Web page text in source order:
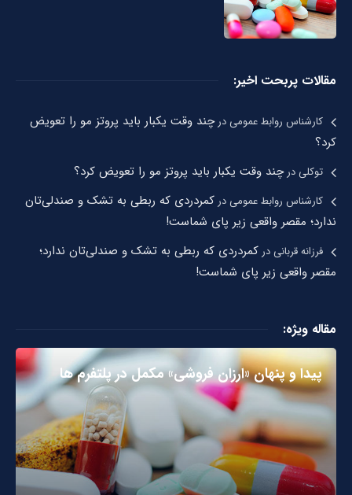
مقالات پربحت اخیر:
کارشناس روابط عمومیدرچند وقت یکبار باید پروتز مو را تعویض
کرد؟
توکلیدرچند وقت یکبار باید پروتز مو را تعویض کرد؟
کارشناس روابط عمومیدر کمردردی که ربطی به تشک و صندلی‌تان
ندارد؛ مقصر واقعی زیر پای شماست!
فرزانه قربانیدر کمردردی که ربطی به تشک و صندلی‌تان ندارد؛
مقصر واقعی زیر پای شماست!
مقاله ویژه:
پیدا و پنهان «ارزان فروشی» مکمل در پلتفرم ها